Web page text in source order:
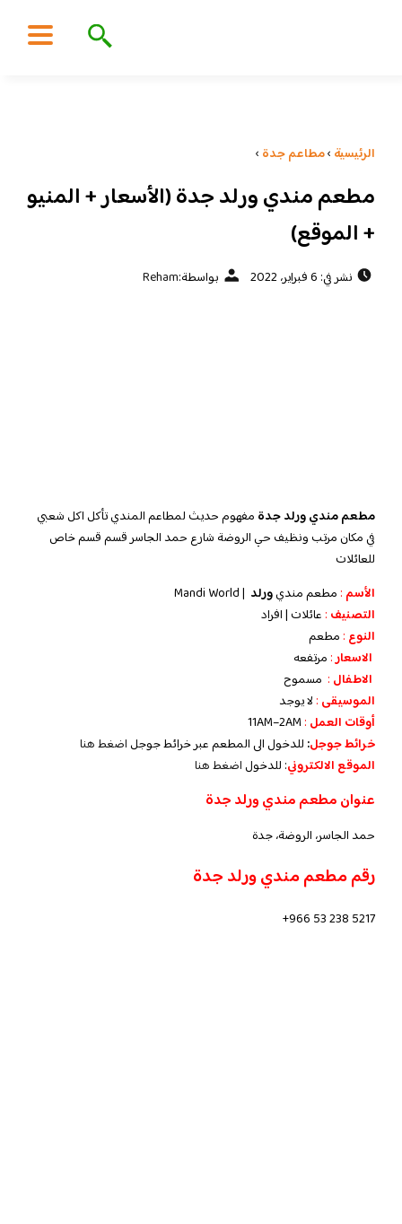
الرئيسية ›مطاعم جدة ›
مطعم مندي ورلد جدة (الأسعار + المنيو
+ الموقع)
نشر في: 6 فبراير، 2022 بواسطة:Reham
مطعم مندي ورلد جدة مفهوم حديث لمطاعم المندي تأكل اكل شعبي
في مكان مرتب ونظيف حي الروضة شارع حمد الجاسر قسم قسم خاص
للعائلات
الأسم : مطعم منديورلد | Mandi World
التصنيف : عائلات|افراد
النوع : مطعم
الاسعار: مرتفعه
الاطفال : مسموح
الموسيقى : لايوجد
أوقات العمل :
11AM–2AM
خرائط جوجل: للدخول الى المطعم عبر خرائط جوجل اضغط هنا
الموقع الالكتروني: للدخولاضغط هنا
عنوان مطعم مندي ورلد جدة
حمد الجاسر، الروضة، جدة
رقم مطعم مندي ورلد جدة